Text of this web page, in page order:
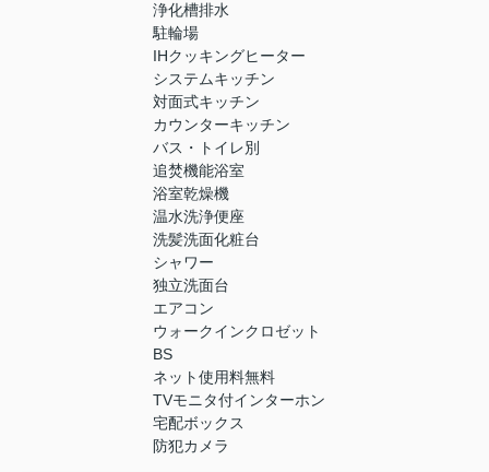
浄化槽排水
駐輪場
IHクッキングヒーター
システムキッチン
対面式キッチン
カウンターキッチン
バス・トイレ別
追焚機能浴室
浴室乾燥機
温水洗浄便座
洗髪洗面化粧台
シャワー
独立洗面台
エアコン
ウォークインクロゼット
BS
ネット使用料無料
TVモニタ付インターホン
宅配ボックス
防犯カメラ